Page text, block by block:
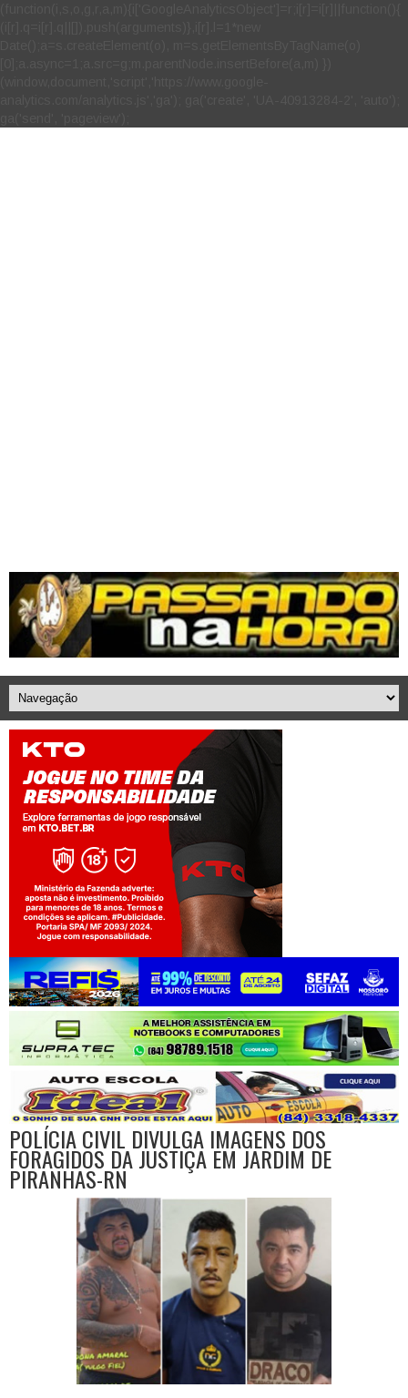
Jogue com responsabilidade. 18+
POLÍCIA CIVIL DIVULGA IMAGENS DOS
FORAGIDOS DA JUSTIÇA EM JARDIM DE
PIRANHAS-RN